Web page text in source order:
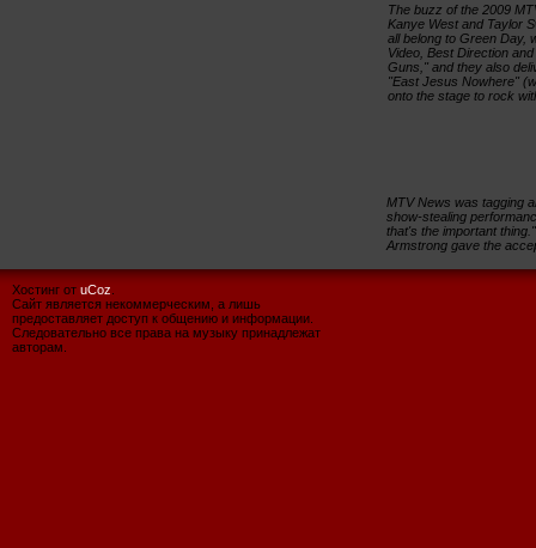
The buzz of the 2009
Kanye West and Taylor
all belong to Green Day,
Video, Best Direction
Guns," and they also
"East Jesus Nowhere"
onto the stage to rock
MTV News was tagging
show-stealing
that's the important
Armstrong gave the
Хостинг от uCoz
Сайт является некоммерческим, а лишь
предоставляет доступ к общению и информации.
Следовательно все права на музыку принадлежат
авторам.